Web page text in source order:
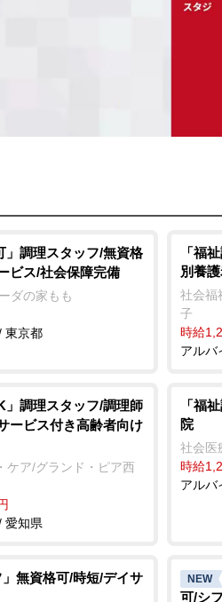
」調理スタッフ/無資格
ビス/社会保障完備
ダの家もも
東京都
「福
別養
社会福
子
時給
アルバ
」調理スタッフ/調理師
ービス付き高齢者向け
ケア/グランド・ピア西
愛知県
「福
院
社会医
時給
アルバ
」無資格可/時短/デイサ
NEW
可/シ